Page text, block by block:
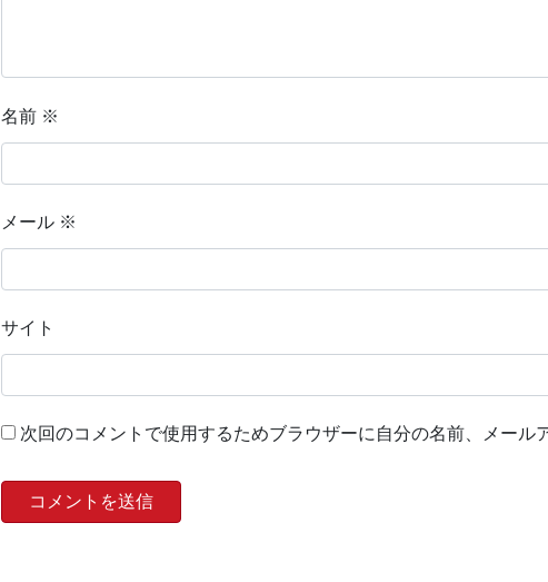
名前 ※
メール ※
サイト
次回のコメントで使用するためブラウザーに自分の名前、メール